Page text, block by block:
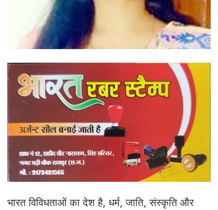
भारत विविधताओं का देश है, धर्म, जाति, संस्कृति और